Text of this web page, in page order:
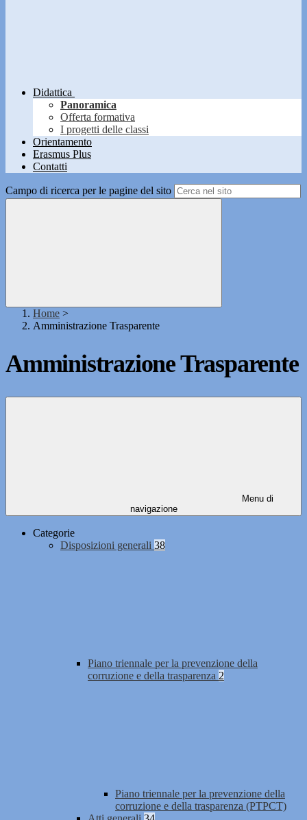
Didattica
Panoramica
Offerta formativa
I progetti delle classi
Orientamento
Erasmus Plus
Contatti
Campo di ricerca per le pagine del sito
Home >
Amministrazione Trasparente
Amministrazione Trasparente
Menu di
navigazione
Categorie
Disposizioni generali 38
Piano triennale per la prevenzione della
corruzione e della trasparenza 2
Piano triennale per la prevenzione della
corruzione e della trasparenza (PTPCT)